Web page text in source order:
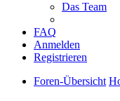
Das Team
FAQ
Anmelden
Registrieren
Foren-Übersicht